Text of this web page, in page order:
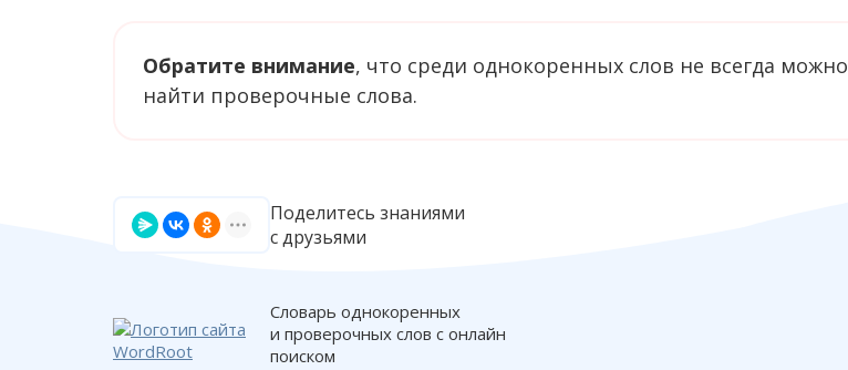
Обратите внимание, что среди однокоренных слов не всегда можно
найти проверочные слова.
Словарь однокоренных
и проверочных слов с онлайн
поиском
Поделитесь знаниями
с друзьями